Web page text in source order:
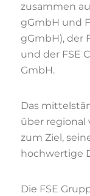
zusammen
gGmbH und
gGmbH), der
und der FSE
GmbH.
Das
über
zum Ziel,
hochwertige
Die FSE